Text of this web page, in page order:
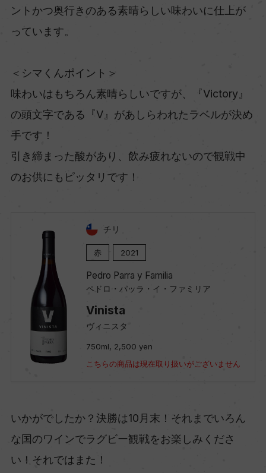
ントかつ奥行きのある素晴らしい味わいに仕上が
っています。
＜シマくんポイント＞
味わいはもちろん素晴らしいですが、『Victory』
の頭文字である『V』があしらわれたラベルが決め
手です！
引き締まった酸があり、飲み疲れないので観戦中
のお供にもピッタリです！
チリ
赤 2021
Pedro Parra y Familia
ペドロ・パッラ・イ・ファミリア
Vinista
ヴィニスタ
750ml, 2,500 yen
こちらの商品は現在取り扱いがございません
いかがでしたか？決勝は10月末！それまでいろん
な国のワインでラグビー観戦をお楽しみくださ
い！それではまた！